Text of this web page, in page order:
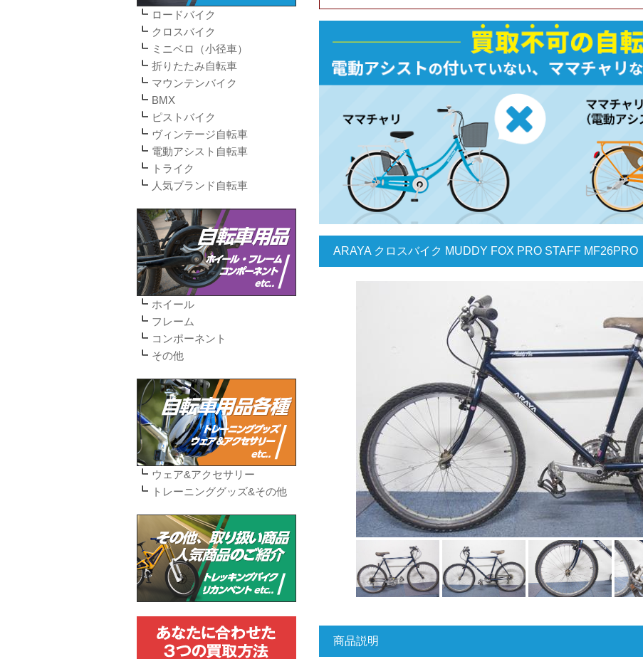
ARAYA クロスバイク MUDDY FOX PRO STAFF MF26PRO
商品説明
ロードバイク
クロスバイク
ミニベロ（小径車）
折りたたみ自転車
マウンテンバイク
BMX
ピストバイク
ヴィンテージ自転車
電動アシスト自転車
トライク
人気ブランド自転車
ホイール
フレーム
コンポーネント
その他
ウェア&アクセサリー
トレーニンググッズ&その他